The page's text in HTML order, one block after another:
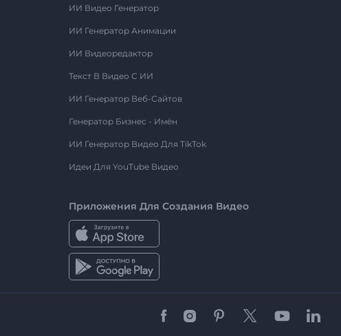
ИИ Видео Генератор
ИИ Генератор Анимации
ИИ Видеоредактор
Текст В Видео С ИИ
ИИ Генератор Веб-Сайтов
Генератор Бизнес - Имён
ИИ Генератор Видео Для TikTok
Идеи Для YouTube Видео
Приложения Для Создания Видео